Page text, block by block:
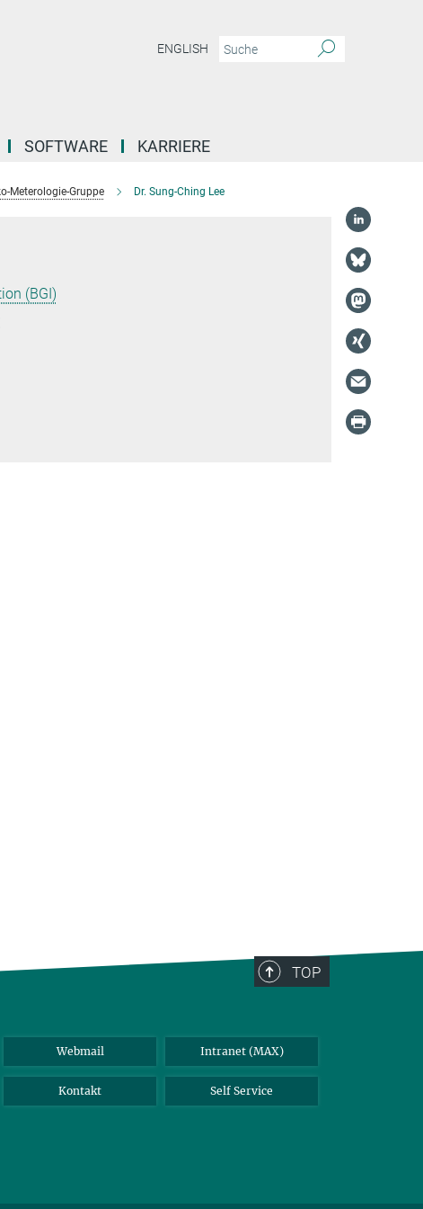
ENGLISH
SOFTWARE KARRIERE
Meterologie-Gruppe Dr. Sung-Ching Lee
(BGI)
TOP
Webmail Intranet (MAX)
Kontakt Self Service